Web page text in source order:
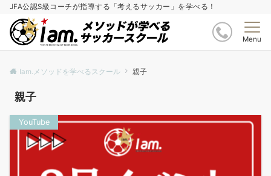
JFA公認S級コーチが指導する「考えるサッカー」を学べる！
Menu
Iam.メソッドを学べるスクール 親子
親子
YouTube